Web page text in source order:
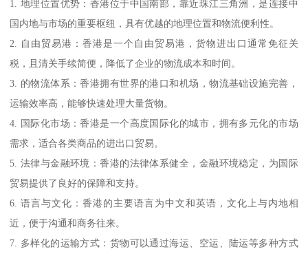
1. 地理位置优势：香港位于中国南部，靠近珠江三角洲，是连接中
国内地与市场的重要枢纽，具有优越的地理位置和物流便利性。
2. 自由贸易港：香港是一个自由贸易港，货物进出口通常免征关
税，且清关手续简便，降低了企业的物流成本和时间。
3. 的物流体系：香港拥有世界的港口和机场，物流基础设施完善，
运输效率高，能够快速处理大量货物。
4. 国际化市场：香港是一个高度国际化的城市，拥有多元化的市场
需求，适合各类商品的进出口贸易。
5. 法律与金融环境：香港的法律体系健全，金融环境稳定，为国际
贸易提供了良好的保障和支持。
6. 语言与文化：香港的主要语言为中文和英语，文化上与内地相
近，便于沟通和商务往来。
7. 多样化的运输方式：货物可以通过海运、空运、陆运等多种方式